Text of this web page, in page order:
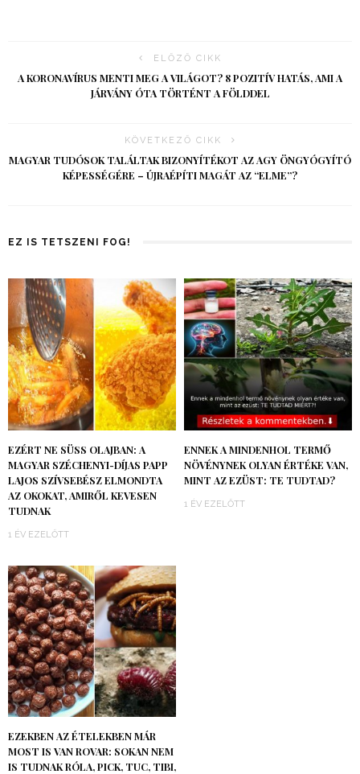
ELŐZŐ CIKK
A KORONAVÍRUS MENTI MEG A VILÁGOT? 8 POZITÍV HATÁS, AMI A
JÁRVÁNY ÓTA TÖRTÉNT A FÖLDDEL
KÖVETKEZŐ CIKK
MAGYAR TUDÓSOK TALÁLTAK BIZONYÍTÉKOT AZ AGY ÖNGYÓGYÍTÓ
KÉPESSÉGÉRE – ÚJRAÉPÍTI MAGÁT AZ “ELME”?
EZ IS TETSZENI FOG!
EZÉRT NE SÜSS OLAJBAN: A
MAGYAR SZÉCHENYI-DÍJAS PAPP
LAJOS SZÍVSEBÉSZ ELMONDTA
AZ OKOKAT, AMIRŐL KEVESEN
TUDNAK
1 ÉV EZELŐTT
ENNEK A MINDENHOL TERMŐ
NÖVÉNYNEK OLYAN ÉRTÉKE VAN,
MINT AZ EZÜST: TE TUDTAD?
1 ÉV EZELŐTT
EZEKBEN AZ ÉTELEKBEN MÁR
MOST IS VAN ROVAR: SOKAN NEM
IS TUDNAK RÓLA, PICK, TUC, TIBI,